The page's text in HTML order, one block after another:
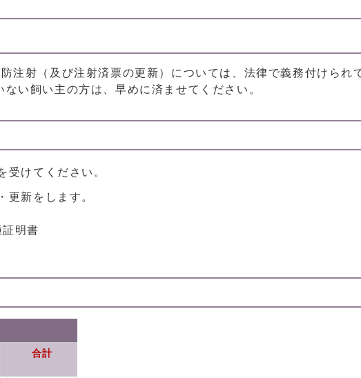
注射（及び注射済票の更新）については、法律で義務付けられ
い飼い主の方は、早めに済ませてください。
受けてください。
更新をします。
明書
合計